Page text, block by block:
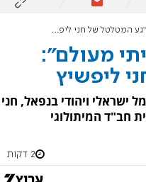
המטלטל של חני ליפשיץ
מעולם":
ליפשיץ
ישראלי ויהודי בנפאל, חני
חב"ד המיתולוגי
2 דקות